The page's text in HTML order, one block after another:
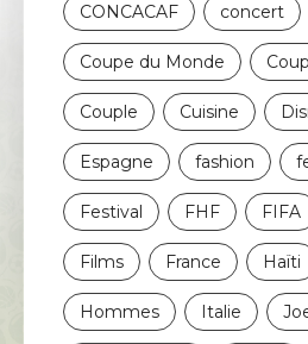
CONCACAF concert
Coupe du Monde
Couple Cuisine
Espagne fashion
Festival FHF FIFA
Films France Haïti
Hommes Italie